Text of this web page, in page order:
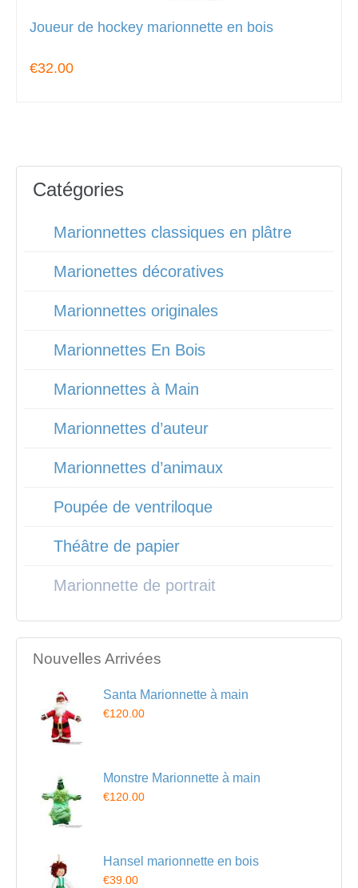
Joueur de hockey marionnette en bois
€32.00
Catégories
Marionnettes classiques en plâtre
Marionettes décoratives
Marionnettes originales
Marionnettes En Bois
Marionnettes à Main
Marionnettes d’auteur
Marionnettes d’animaux
Poupée de ventriloque
Théâtre de papier
Marionnette de portrait
Nouvelles Arrivées
Santa Marionnette à main
€120.00
Monstre Marionnette à main
€120.00
Hansel marionnette en bois
€39.00